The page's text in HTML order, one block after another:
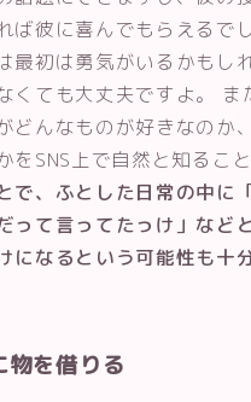
ば彼に喜んでもらえるで
最初は勇気がいるかもし
くても大丈夫ですよ。 ま
どんなものが好きなのか
をSNS上で自然と知るこ
で、ふとした日常の中に
って言ってたっけ」など
になるという可能性も十
物を借りる